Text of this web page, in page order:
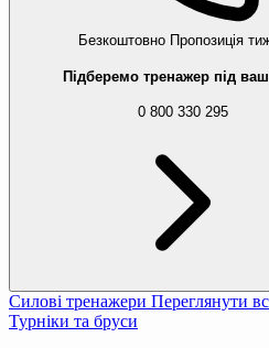
Безкоштовно Пропозиція
Підберемо тренажер під
0 800 330 295
Силові тренажери Переглянути
Турніки та бруси